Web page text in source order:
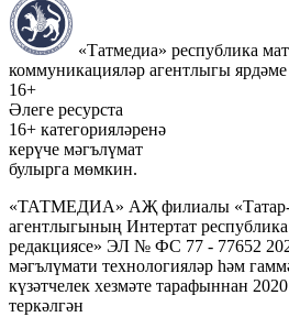
«Татмедиа» республика
коммуникацияләр агентлыгы
16+
Әлеге ресурста
16+ категорияләренә
керүче мәгълүмат
булырга мөмкин.
«ТАТМЕДИА» АҖ филиалы «Татар-
агентлыгының Интертат республика
редакциясе» ЭЛ № ФС 77 - 77652
мәгълүмати технологияләр һәм
күзәтчелек хезмәте тарафыннан
теркәлгән